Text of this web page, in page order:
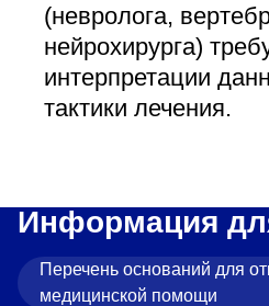
(невролога,
нейрохирурга)
интерпретации
тактики лечения.
Информация
Перечень оснований для
медицинской помощи